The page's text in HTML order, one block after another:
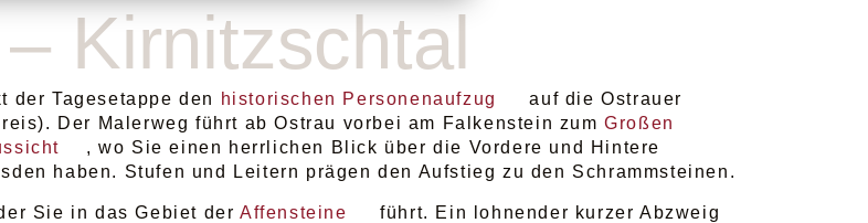
Kirnitzschtal
der Tagesetappe den historischen Personenaufzug
auf die Ostrauer
Der Malerweg führt ab Ostrau vorbei am Falkenstein zumGroßen
, wo Sie einen herrlichen Blick über die Vordere und Hintere
haben. Stufen und Leitern prägen den Aufstieg zu den Schrammsteinen.
Sie in das Gebiet der Affensteine
führt. Ein lohnender kurzer Abzweig